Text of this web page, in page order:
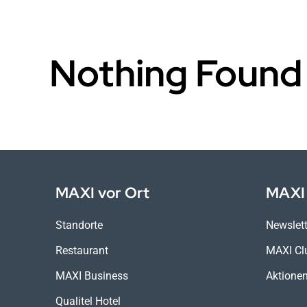
Nothing Found
MAXI vor Ort
Standorte
Restaurant
MAXI Business
Qualitel Hotel
MAXI
Aktionen